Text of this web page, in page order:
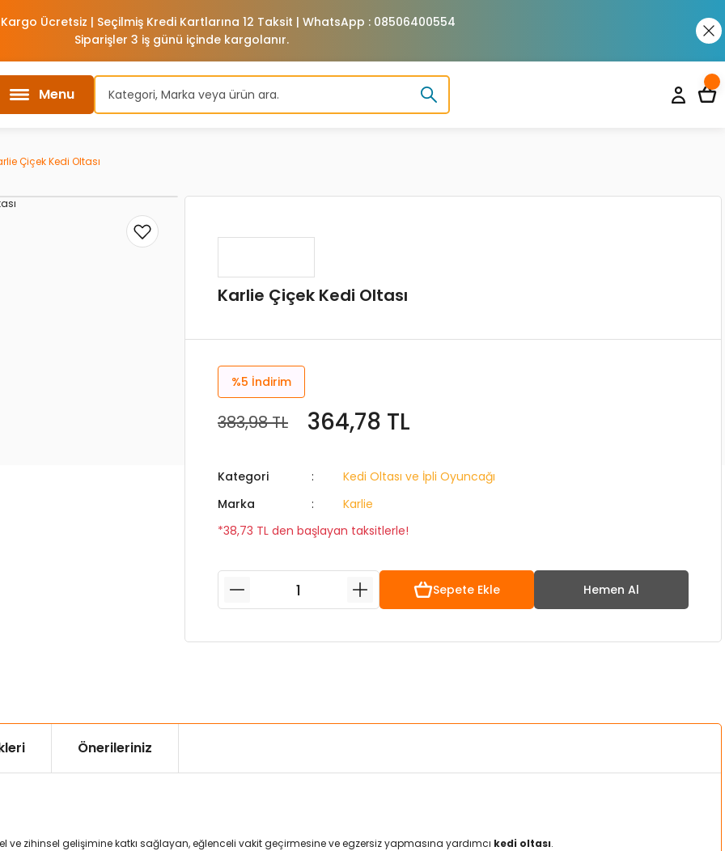
Kargo Ücretsiz | Seçilmiş Kredi Kartlarına 12 Taksit | WhatsApp : 08506400554
Siparişler 3 iş günü içinde kargolanır.
Menu
Çiçek Kedi Oltası
Karlie Çiçek Kedi Oltası
%5 İndirim
383,98 TL 364,78 TL
Kategori
Kedi Oltası ve İpli Oyuncağı
Marka
Karlie
*38,73 TL den başlayan taksitlerle!
Sepete Ekle Hemen Al
Önerileriniz
ve zihinsel gelişimine katkı sağlayan, eğlenceli vakit geçirmesine ve egzersiz yapmasına yardımcı kedi oltası.